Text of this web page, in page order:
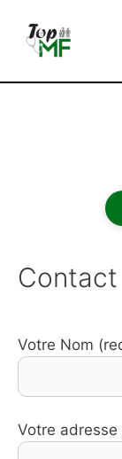
Contact
Votre Nom
Votre adresse